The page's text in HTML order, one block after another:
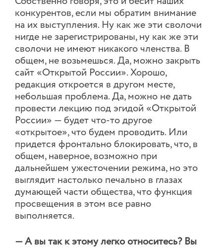
конкурентов, если мы обратим внимание
на их выступления. Ну как же эти сволочи
нигде не зарегистрированы, ну как же эти
сволочи не имеют никакого членства. В
общем, не возьмешься. Да, можно закрыть
сайт «Открытой России». Хорошо,
редакция откроется в другом месте,
небольшая проблема. Да, можно не дать
провести лекцию под эгидой «Открытой
России» — будет что-то другое
«открытое», что будем проводить. Или
придется фронтально блокировать, что, в
общем, наверное, возможно при
дальнейшем ужесточении режима, но это
выглядит настолько печально в глазах
думающей части общества, что функция
просвещения в этом все равно
выполняется.
— А вы так к этому легко относитесь? Вы